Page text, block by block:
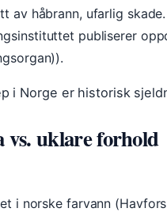
av håbrann, ufarlig skade.
publiserer
i Norge er historisk
vs. uklare forhold
i norske farvann